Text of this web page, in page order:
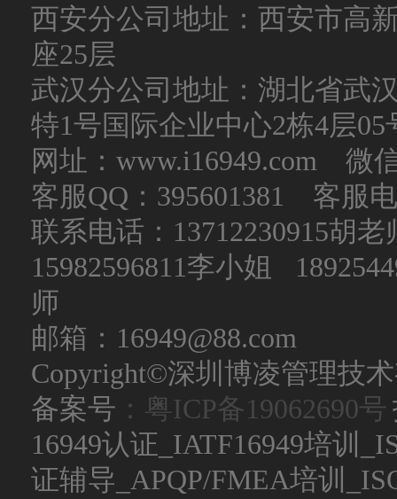
西安分公司地址：西安市高
座25层
武汉分公司地址：湖北省武
特1号国际企业中心2栋4层05
网址：www.i16949.com 微
客服QQ：395601381 客服电
联系电话： 13712230915胡
15982596811李小姐
师
邮箱：16949@88.com
Copyright©深圳博凌管理技
备案号 ：粤ICP备19062690号
16949认证_IATF16949培训
证辅导_APQP/FMEA培训